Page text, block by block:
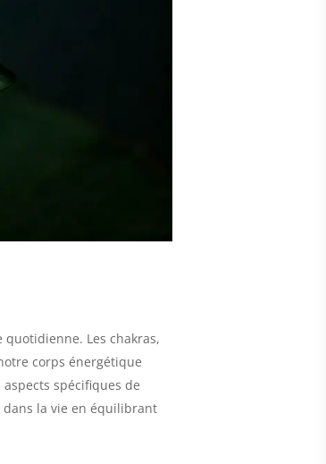
Les chakras,
corps énergétique
spécifiques de
la vie en équilibrant